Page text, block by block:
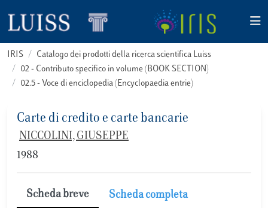
IRIS
Catalogo dei prodotti della ricerca scientifica Luiss
02 - Contributo specifico in volume (BOOK SECTION)
02.5 - Voce di enciclopedia (Encyclopaedia entrie)
Carte di credito e carte bancarie
NICCOLINI, GIUSEPPE
1988
Scheda breve Scheda completa